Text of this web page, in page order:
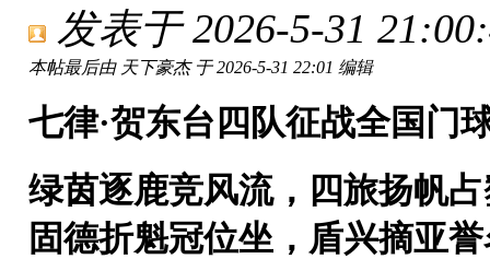
发表于 2026-5-31
本帖最后由 天下豪杰 于 2026-5-31 22:01 编辑
七律·贺东台四队征战全国门
绿茵逐鹿竞风流，四旅扬帆
固德折魁冠位坐，盾兴摘亚